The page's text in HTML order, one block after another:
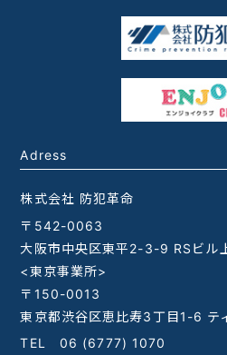
Adress
株式会社 防犯革命
〒542-0063
大阪市中央区東平2-3-9 RSビル
<東京事業所>
〒150-0013
東京都渋谷区恵比寿3丁目1-6 テ
TEL 06 (6777) 1070